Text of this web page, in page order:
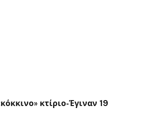
κτίριο-Έγιναν 19